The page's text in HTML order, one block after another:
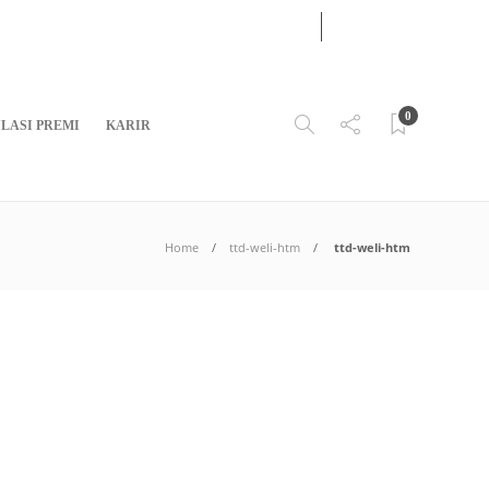
PREMI KARIR
0
Home ttd-weli-htm ttd-weli-htm